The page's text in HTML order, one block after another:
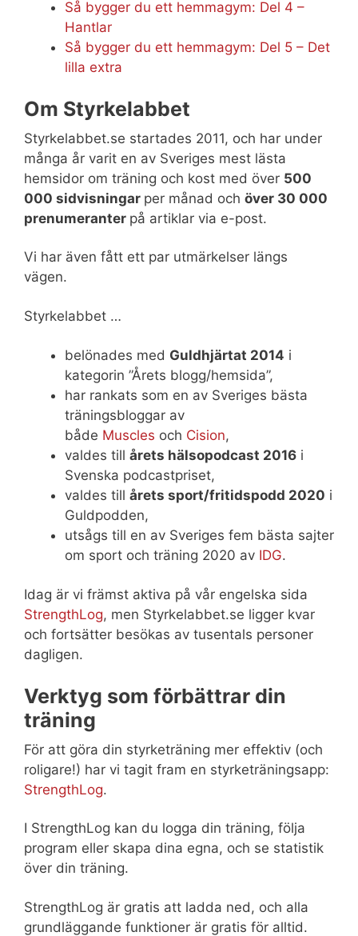
Så bygger du ett hemmagym: Del 4 –
Hantlar
Så bygger du ett hemmagym: Del 5 – Det
lilla extra
Om Styrkelabbet
Styrkelabbet.se startades 2011, och har under
många år varit en av Sveriges mest lästa
hemsidor om träning och kost med över 500
000 sidvisningar per månad och över 30 000
prenumeranter på artiklar via e-post.
Vi har även fått ett par utmärkelser längs
vägen.
Styrkelabbet …
belönades med Guldhjärtat 2014 i
kategorin ”Årets blogg/hemsida”,
har rankats som en av Sveriges bästa
träningsbloggar av
både Muscles och Cision,
valdes till årets hälsopodcast 2016 i
Svenska podcastpriset,
valdes till årets sport/fritidspodd 2020 i
Guldpodden,
utsågs till en av Sveriges fem bästa sajter
om sport och träning 2020 av IDG.
Idag är vi främst aktiva på vår engelska sida
StrengthLog, men Styrkelabbet.se ligger kvar
och fortsätter besökas av tusentals personer
dagligen.
Verktyg som förbättrar din
träning
För att göra din styrketräning mer effektiv (och
roligare!) har vi tagit fram en styrketräningsapp:
StrengthLog.
I StrengthLog kan du logga din träning, följa
program eller skapa dina egna, och se statistik
över din träning.
StrengthLog är gratis att ladda ned, och alla
grundläggande funktioner är gratis för alltid.